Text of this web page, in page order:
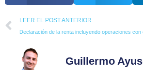
Prev
LEER EL POST ANTERIOR
Declaración de la renta incluyendo operaciones con
Guillermo